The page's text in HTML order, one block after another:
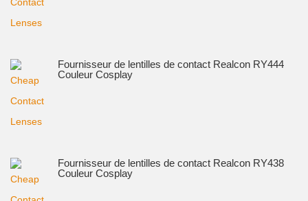
Fournisseur de lentilles de contact Realcon RY444
Couleur Cosplay
Fournisseur de lentilles de contact Realcon RY438
Couleur Cosplay